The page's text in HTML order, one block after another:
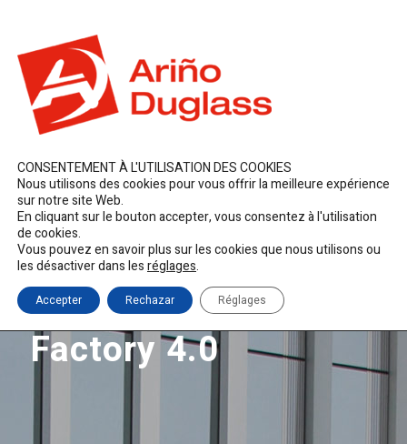
Factory 4.0
CONSENTEMENT À L'UTILISATION DES COOKIES
Nous utilisons des cookies pour vous offrir la meilleure expérience
sur notre site Web.
En cliquant sur le bouton accepter, vous consentez à l'utilisation
de cookies.
Vous pouvez en savoir plus sur les cookies que nous utilisons ou
les désactiver dans lesréglages.
Accepter Rechazar Réglages